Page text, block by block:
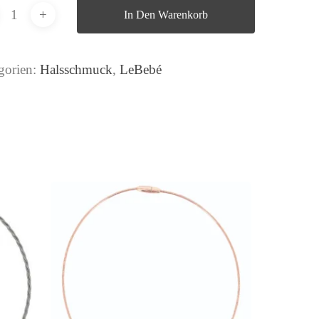
In Den Warenkorb
Halsschmuck,LeBebé